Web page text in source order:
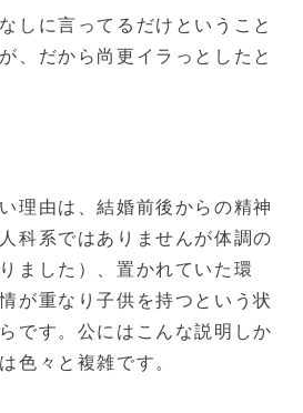
しに言ってるだけということ
、だから尚更イラっとしたと
理由は、結婚前後からの精神
科系ではありませんが体調の
ました）、置かれていた環
が重なり子供を持つという状
です。公にはこんな説明しか
色々と複雑です。